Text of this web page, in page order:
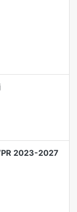
2023-2027